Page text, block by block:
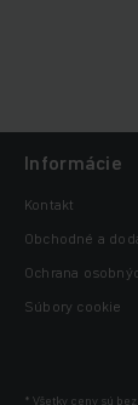
Informácie
Kontakt
Obchodné a
Ochrana
Súbory cookie
* Všetky ceny sú